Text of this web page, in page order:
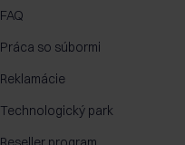
FAQ
Práca so súbormi
Reklamácie
Technologický park